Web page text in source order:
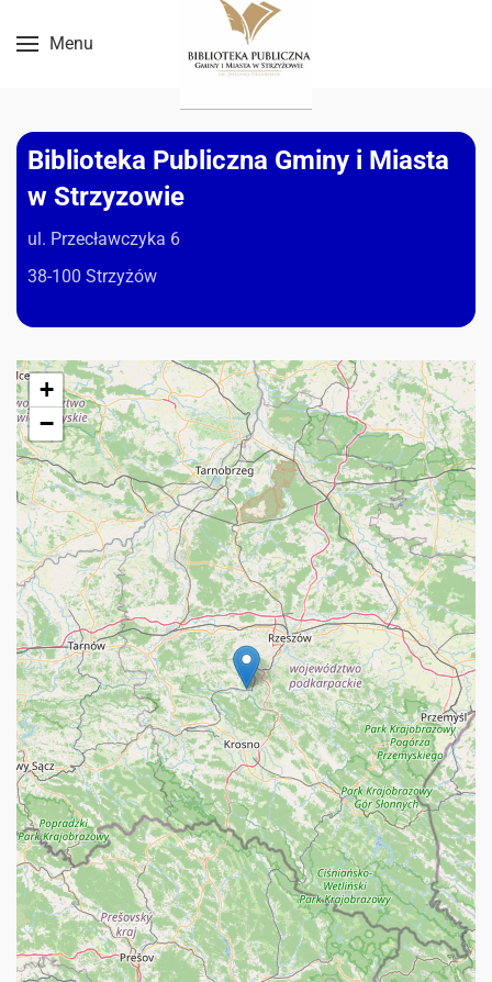
Przejdź do treści głównej
Menu
Biblioteka Publiczna Gminy i Miasta
w Strzyzowie
ul. Przecławczyka 6
38-100 Strzyżów
+
−